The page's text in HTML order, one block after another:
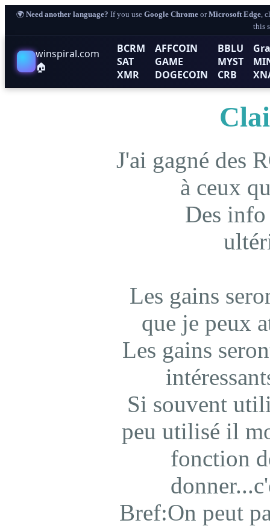
🌍 Need another language? If you use Google Chrome orMicrosoft Edge,
this
winspiral.com
🏠
BCRM
SAT
XMR
AFFCOIN
GAME
DOGECOIN
BBLU
MYST
CRB
J'ai gagné des
à ceux
Des
Les gains
que je peux
Les gains
Si souvent
peu utilisé il
fonction
Bref:On peut